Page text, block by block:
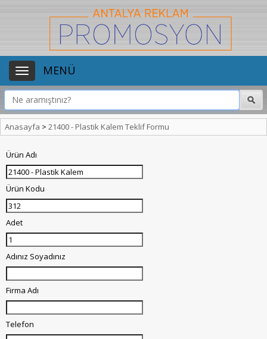
MENÜ
Anasayfa > 21400 - Plastik Kalem Teklif Formu
Ürün Adı
Ürün Kodu
Adet
Adınız Soyadınız
Firma Adı
Telefon